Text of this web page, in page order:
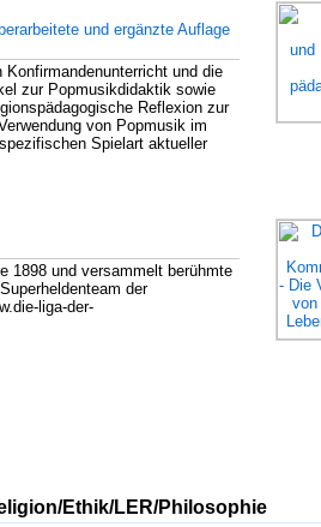
und ergänzte Auflage
Konfirmandenunterricht und die
zur Popmusikdidaktik sowie
Reflexion zur
von Popmusik im
Spielart aktueller
1898 und versammelt berühmte
der
liga-der-
Ethik/LER/Philosophie